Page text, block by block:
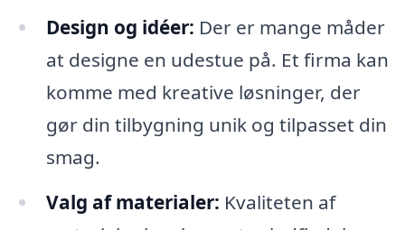
Design og idéer: Der er mange måder
at designe en udestue på. Et firma kan
komme med kreative løsninger, der
gør din tilbygning unik og tilpasset din
smag.
Valg af materialer: Kvaliteten af